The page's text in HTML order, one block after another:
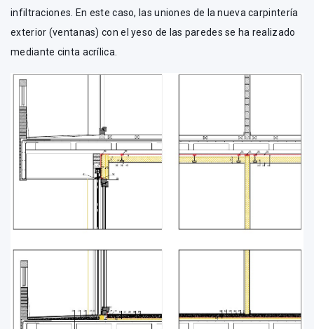
infiltraciones. En este caso, las uniones de la nueva carpintería
exterior (ventanas) con el yeso de las paredes se ha realizado
mediante cinta acrílica.